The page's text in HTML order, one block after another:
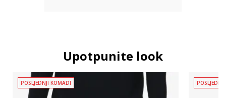
Upotpunite look
POSLJEDNJI KOMADI